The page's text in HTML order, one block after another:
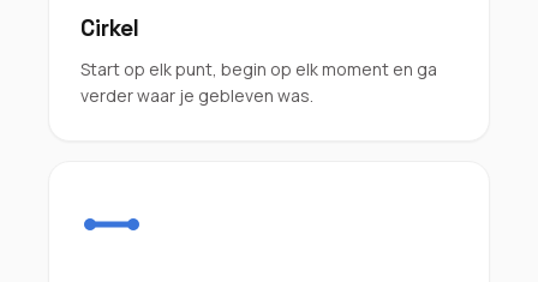
Cirkel
Start op elk punt, begin op elk moment en ga
verder waar je gebleven was.